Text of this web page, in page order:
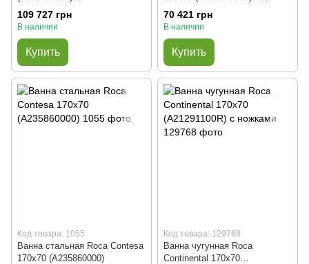
отдельностоящая
109 727 грн
В наличии
Купить
ручками и ножками
70 421 грн
В наличии
Купить
Код товара: 1055
Ванна стальная Roca Contesa
170x70 (A235860000)
Код товара: 129768
Ванна чугунная Roca
Continental 170x70